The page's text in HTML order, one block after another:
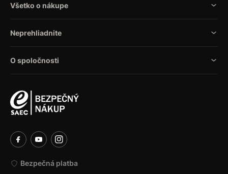
Všetko o nákupe
Neprehliadnite
O spoločnosti
Bezpečná platba